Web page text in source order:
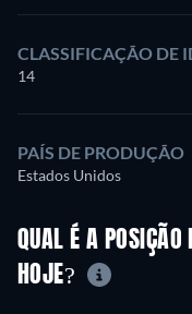
CLASSIFICAÇÃO DE
14
PAÍS DE PRODUÇÃO
Estados Unidos
QUAL É A POSIÇÃO
HOJE?